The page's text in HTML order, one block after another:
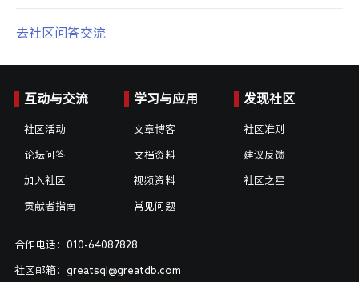
去社区问答交流
互动与交流
社区活动
论坛问答
加入社区
贡献者指南
学习与应用
文章博客
文档资料
视频资料
常见问题
发现社区
社区准则
建议反馈
社区之星
合作电话：010-64087828
社区邮箱：greatsql@greatdb.com